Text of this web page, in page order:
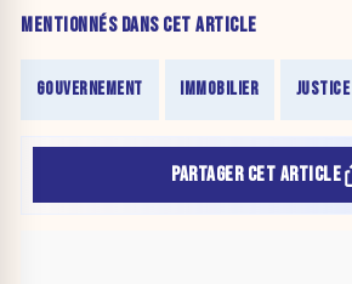
MENTIONNÉS DANS CET ARTICLE
GOUVERNEMENT IMMOBILIER JUSTICE
PARTAGER CET ARTICLE